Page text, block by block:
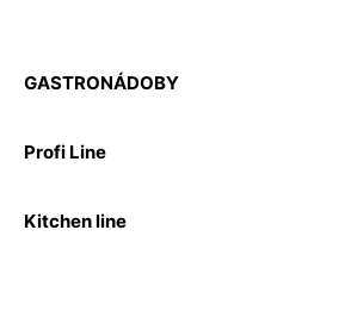
GASTRONÁDOBY
Profi Line
Kitchen line